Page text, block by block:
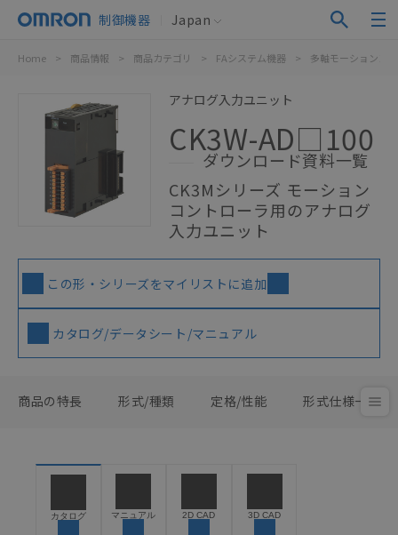
制御機器 Japan
Home > 商品情報 > 商品カテゴリ > FAシステム機器 > 多軸モーションコ
アナログ入力ユニット
CK3W-AD□100
ダウンロード資料一覧
CK3Mシリーズ モーション
コントローラ用のアナログ
入力ユニット
この形・シリーズをマイリストに追加
カタログ/データシート/マニュアル
商品の特長 形式/種類 定格/性能 形式仕様一覧
カタログ マニュアル 2D CAD 3D CAD